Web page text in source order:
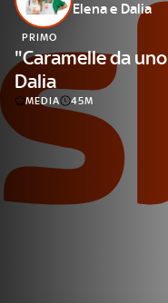
Cos’altro vedere:
PROGRAMMI SKY
Un mondo di offerte:
SKY.IT
NOW
Elena e Dalia
PRIMO
"Caramelle da
Dalia
MEDIA 45M